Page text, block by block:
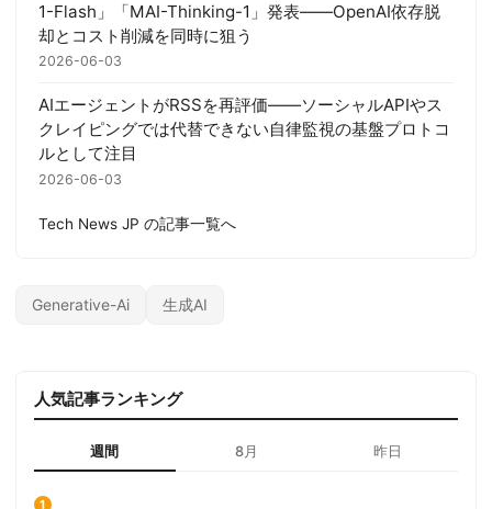
1-Flash」「MAI-Thinking-1」発表——OpenAI依存脱
却とコスト削減を同時に狙う
2026-06-03
AIエージェントがRSSを再評価——ソーシャルAPIやス
クレイピングでは代替できない自律監視の基盤プロトコ
ルとして注目
2026-06-03
Tech News JP の記事一覧へ
Generative-Ai 生成AI
人気記事ランキング
週間 8月 昨日